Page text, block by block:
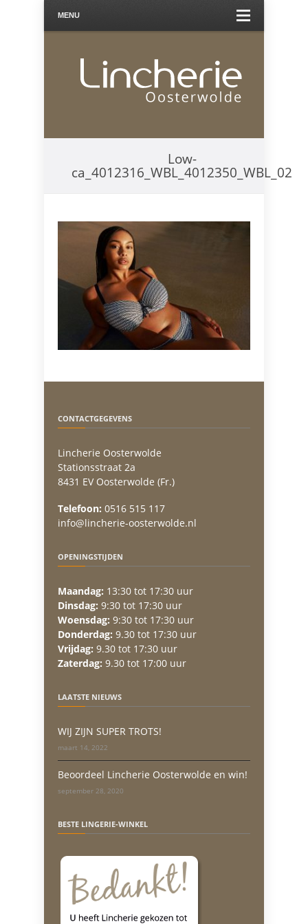
MENU
Low-
ca_4012316_WBL_4012350_WBL_02
CONTACTGEGEVENS
Lincherie Oosterwolde
Stationsstraat 2a
8431 EV Oosterwolde (Fr.)
Telefoon: 0516 515 117
info@lincherie-oosterwolde.nl
OPENINGSTIJDEN
Maandag: 13:30 tot 17:30 uur
Dinsdag: 9:30 tot 17:30 uur
Woensdag: 9:30 tot 17:30 uur
Donderdag: 9.30 tot 17:30 uur
Vrijdag: 9.30 tot 17:30 uur
Zaterdag: 9.30 tot 17:00 uur
LAATSTE NIEUWS
WIJ ZIJN SUPER TROTS!
maart 14, 2022
Beoordeel Lincherie Oosterwolde en win!
september 28, 2020
BESTE LINGERIE-WINKEL